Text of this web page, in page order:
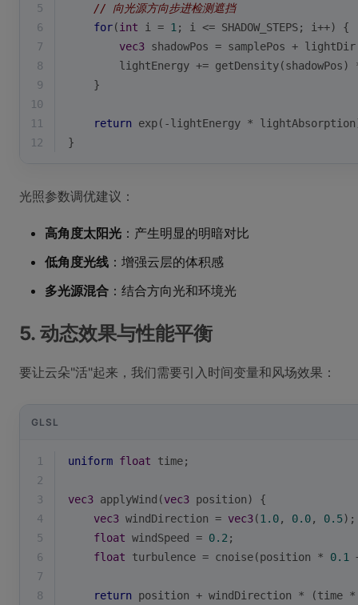
5
// 向光源方向步进检测遮挡
6
for(int i = 1 ; i <= SHADOW_STEPS; i++) {
7
vec3 shadowPos = samplePos +
8
lightEnergy += getDensity(shadowPos)
9
    }
10
11
return exp(-lightEnergy *
12
}
光照参数调优建议：
高角度太阳光 ：产生明显的明暗对比
低角度光线 ：增强云层的体积感
多光源混合 ：结合方向光和环境光
5. 动态效果与性能平衡
要让云朵"活"起来，我们需要引入时间变量和风场效果：
GLSL
1 uniform float time;
2
3
vec3 applyWind(vec3 position) {
4
vec3 windDirection = vec3(1.0, 0.0, 0.5);
5
float windSpeed = 0.2 ;
6
float turbulence = cnoise(position * 0.1
7
8
return position + windDirection * (time *